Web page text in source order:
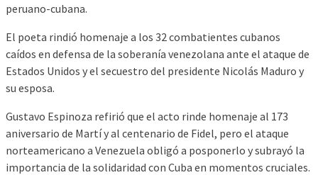
peruano-cubana.
El poeta rindió homenaje a los 32 combatientes cubanos
caídos en defensa de la soberanía venezolana ante el ataque de
Estados Unidos y el secuestro del presidente Nicolás Maduro y
su esposa.
Gustavo Espinoza refirió que el acto rinde homenaje al 173
aniversario de Martí y al centenario de Fidel, pero el ataque
norteamericano a Venezuela obligó a posponerlo y subrayó la
importancia de la solidaridad con Cuba en momentos cruciales.